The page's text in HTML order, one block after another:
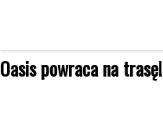
Oasis powraca na trasę!